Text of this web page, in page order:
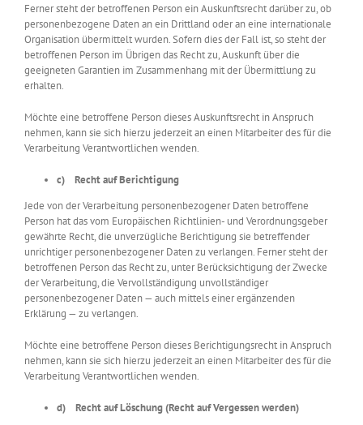
Ferner steht der betroffenen Person ein Auskunftsrecht darüber zu, ob
personenbezogene Daten an ein Drittland oder an eine internationale
Organisation übermittelt wurden. Sofern dies der Fall ist, so steht der
betroffenen Person im Übrigen das Recht zu, Auskunft über die
geeigneten Garantien im Zusammenhang mit der Übermittlung zu
erhalten.
Möchte eine betroffene Person dieses Auskunftsrecht in Anspruch
nehmen, kann sie sich hierzu jederzeit an einen Mitarbeiter des für die
Verarbeitung Verantwortlichen wenden.
c) Recht auf Berichtigung
Jede von der Verarbeitung personenbezogener Daten betroffene
Person hat das vom Europäischen Richtlinien- und Verordnungsgeber
gewährte Recht, die unverzügliche Berichtigung sie betreffender
unrichtiger personenbezogener Daten zu verlangen. Ferner steht der
betroffenen Person das Recht zu, unter Berücksichtigung der Zwecke
der Verarbeitung, die Vervollständigung unvollständiger
personenbezogener Daten — auch mittels einer ergänzenden
Erklärung — zu verlangen.
Möchte eine betroffene Person dieses Berichtigungsrecht in Anspruch
nehmen, kann sie sich hierzu jederzeit an einen Mitarbeiter des für die
Verarbeitung Verantwortlichen wenden.
d) Recht auf Löschung (Recht auf Vergessen werden)